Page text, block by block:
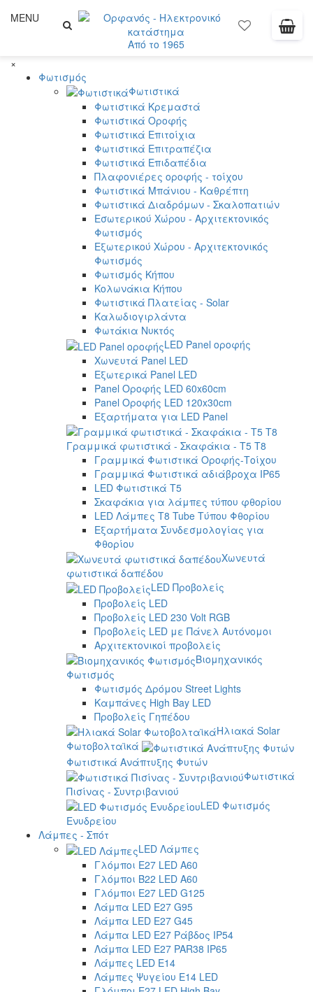
MENU
Από το 1965
×
Φωτισμός
Φωτιστικά
Φωτιστικά Κρεμαστά
Φωτιστικά Οροφής
Φωτιστικά Επιτοίχια
Φωτιστικά Επιτραπέζια
Φωτιστικά Επιδαπέδια
Πλαφονιέρες οροφής - τοίχου
Φωτιστικά Μπάνιου - Καθρέπτη
Φωτιστικά Διαδρόμων - Σκαλοπατιών
Εσωτερικού Χώρου - Αρχιτεκτονικός
Φωτισμός
Εξωτερικού Χώρου - Αρχιτεκτονικός
Φωτισμός
Φωτισμός Κήπου
Κολωνάκια Κήπου
Φωτιστικά Πλατείας - Solar
Καλωδιογιρλάντα
Φωτάκια Νυκτός
LED Panel οροφής
Χωνευτά Panel LED
Εξωτερικά Panel LED
Panel Οροφής LED 60x60cm
Panel Οροφής LED 120x30cm
Εξαρτήματα για LED Panel
Γραμμικά φωτιστικά - Σκαφάκια - Τ5 T8
Γραμμικά Φωτιστικά Οροφής-Τοίχου
Γραμμικά Φωτιστικά αδιάβροχα IP65
LED Φωτιστικά T5
Σκαφάκια για λάμπες τύπου φθορίου
LED Λάμπες T8 Tube Τύπου Φθορίου
Εξαρτήματα Συνδεσμολογίας για
Φθορίου
Χωνευτά
φωτιστικά δαπέδου
LED Προβολείς
Προβολείς LED
Προβολείς LED 230 Volt RGB
Προβολείς LED με Πάνελ Αυτόνομοι
Αρχιτεκτονικοί προβολείς
Βιομηχανικός
Φωτισμός
Φωτισμός Δρόμου Street Lights
Καμπάνες High Bay LED
Προβολείς Γηπέδου
Ηλιακά Solar
Φωτοβολταϊκά
Φωτιστικά Ανάπτυξης Φυτών
Φωτιστικά
Πισίνας - Συντριβανιού
LED Φωτισμός
Ενυδρείου
Λάμπες - Σπότ
LED Λάμπες
Γλόμποι E27 LED A60
Γλόμποι B22 LED A60
Γλόμποι E27 LED G125
Λάμπα LED E27 G95
Λάμπα LED E27 G45
Λάμπα LED E27 Ράβδος IP54
Λάμπα LED E27 PAR38 IP65
Λάμπες LED E14
Λάμπες Ψυγείου E14 LED